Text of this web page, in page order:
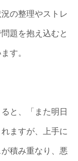
の整理やストレ
題を抱え込むと
す。
と、「また明日
ますが、上手に
積み重なり、悪